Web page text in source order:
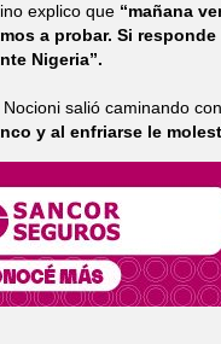
explico que “mañana
a probar. Si
Nigeria”.
salió caminando
y al enfriarse le